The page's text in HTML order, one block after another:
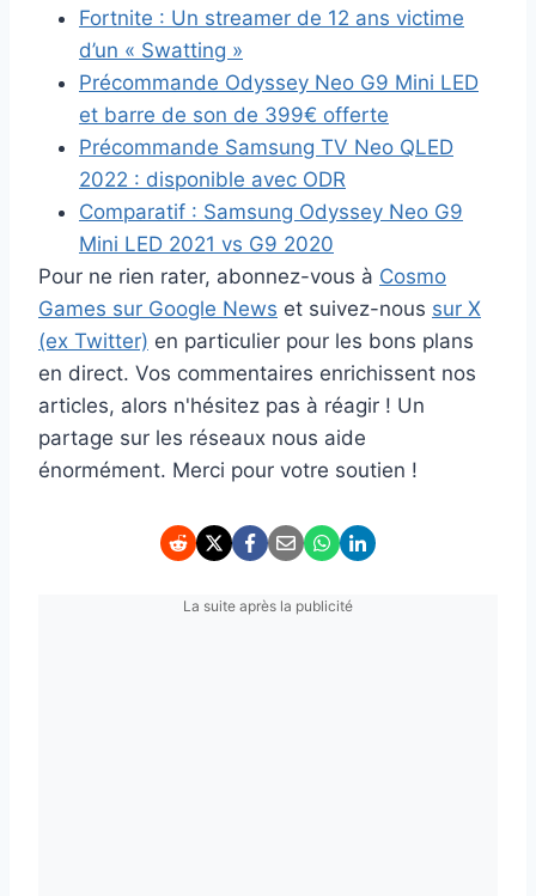
Fortnite : Un streamer de 12 ans victime
d’un « Swatting »
Précommande Odyssey Neo G9 Mini LED
et barre de son de 399€ offerte
Précommande Samsung TV Neo QLED
2022 : disponible avec ODR
Comparatif : Samsung Odyssey Neo G9
Mini LED 2021 vs G9 2020
Pour ne rien rater, abonnez-vous à Cosmo
Games sur Google News et suivez-nous sur X
(ex Twitter) en particulier pour les bons plans
en direct. Vos commentaires enrichissent nos
articles, alors n'hésitez pas à réagir ! Un
partage sur les réseaux nous aide
énormément. Merci pour votre soutien !
La suite après la publicité